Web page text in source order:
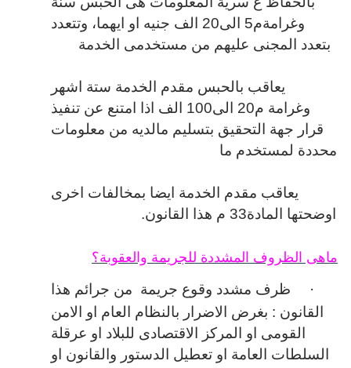
وغرامةم5 الى20 الف جنيه او ايهما، وتتعدد
بتعدد المجنى عليهم من مستخدمى الخدمة
يعاقب بالحبس مقدم الخدمة ستة اشهر
وغرامة م20 الى100 الف اذا امتنع عن تنفيذ
قرار جهة التحقيق بتسليم مالديه من معلومات
محددة لمستخدم ما
يعاقب مقدم الخدمة ايضا بمخالفات اخرى
اوضحتها المادة33 م هذا القانون.
ماهى الظروف المشددة للجريمة والعقوبة؟
·
ظرف مشدد وقوع جريمة من جرائم هذا
القانون : بغرض الاضرار بالنظام العام او الامن
القومى او المركز الاقتصادى للبلاد او عرقلة
السلطات العامة او تعطيل الدستور والقانون او